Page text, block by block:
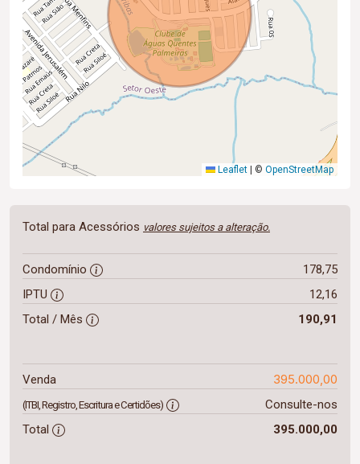
Leaflet | © OpenStreetMap
Total para Acessórios valores sujeitos a alteração.
Condomínio
178,75
IPTU
12,16
Total / Mês
190,91
Venda 395.000,00
(ITBI, Registro, Escritura e Certidões)
Consulte-nos
Total
395.000,00